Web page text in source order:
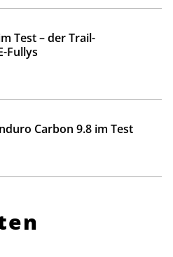
Test – der Trail-
Fullys
Carbon 9.8 im Test